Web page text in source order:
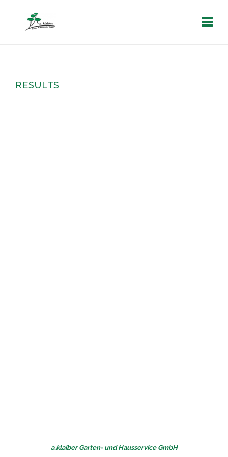
RESULTS
a.klaiber Garten- und Hausservice GmbH